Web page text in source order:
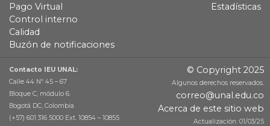
Pago Virtual
Control interno
Calidad
Buzón de notificaciones
Estadísticas
Contacto IEU UNAL:
Calle 44 Nº 45 – 67
Bloque C, módulo 6.
Bogotá DC, Colombia
(+57) 601 316 5000 Ext. 10854 – 10855
© Copyright 2025
Algunos derechos reservados.
correo@unal.edu.co
Acerca de este sitio web
Actualización: 01/03/25